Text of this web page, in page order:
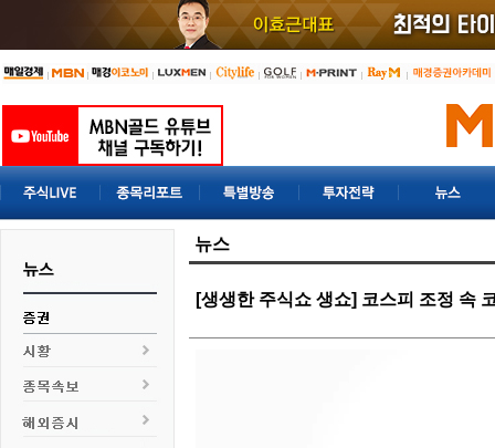
뉴스
[생생한 주식쇼 생쇼] 코스피 조정 속